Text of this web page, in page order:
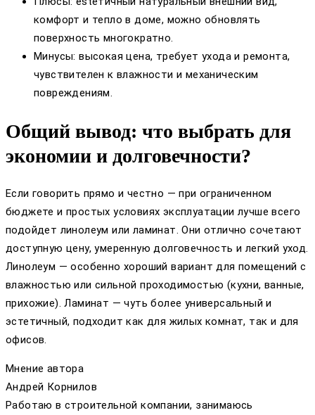
комфорт и тепло в доме, можно обновлять
поверхность многократно.
Минусы: высокая цена, требует ухода и ремонта,
чувствителен к влажности и механическим
повреждениям.
Общий вывод: что выбрать для
экономии и долговечности?
Если говорить прямо и честно — при ограниченном
бюджете и простых условиях эксплуатации лучше всего
подойдет линолеум или ламинат. Они отлично сочетают
доступную цену, умеренную долговечность и легкий уход.
Линолеум — особенно хороший вариант для помещений с
влажностью или сильной проходимостью (кухни, ванные,
прихожие). Ламинат — чуть более универсальный и
эстетичный, подходит как для жилых комнат, так и для
офисов.
Мнение автора
Андрей Корнилов
Работаю в строительной компании, занимаюсь